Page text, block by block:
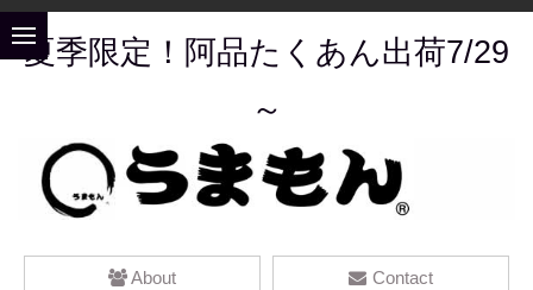
夏季限定！阿品たくあん出荷7/29
～
About Contact